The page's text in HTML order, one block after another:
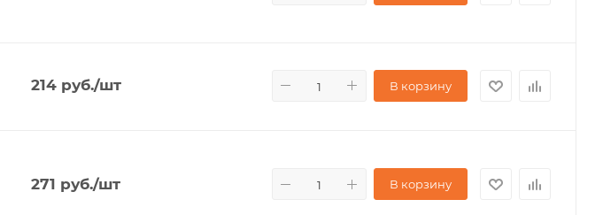
214 руб./шт В корзину
271 руб./шт В корзину